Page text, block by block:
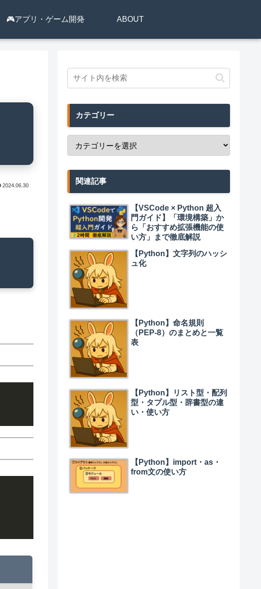
🎮️アプリ・ゲーム開発 ABOUT
2024.06.30
カテゴリー
関連記事
【VSCode × Python 超入
門ガイド】「環境構築」か
ら「おすすめ拡張機能の使
い方」まで徹底解説
【Python】文字列のハッシ
ュ化
【Python】命名規則
（PEP-8）のまとめと一覧
表
【Python】リスト型・配列
型・タプル型・辞書型の違
い・使い方
【Python】import・as・
from文の使い方